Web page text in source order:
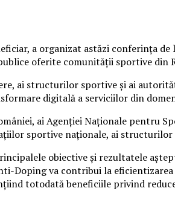
a organizat astăzi conferința
oferite comunității sportive din
ai structurilor sportive și ai
digitală a serviciilor din
ai Agenției Naționale pentru
sportive naționale, ai
obiective și rezultatele
Doping va contribui la
totodată beneficiile privind